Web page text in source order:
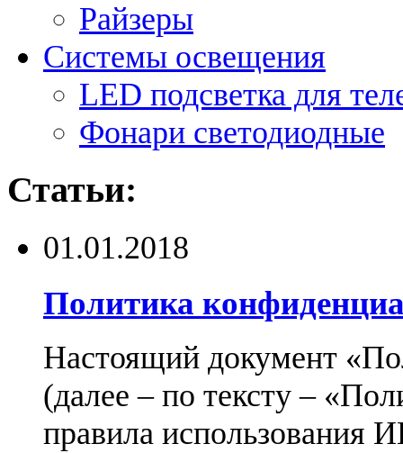
Райзеры
Системы освещения
LED подсветка для
Фонари светодиодные
Статьи:
01.01.2018
Политика
Настоящий документ
(далее – по тексту –
правила использования